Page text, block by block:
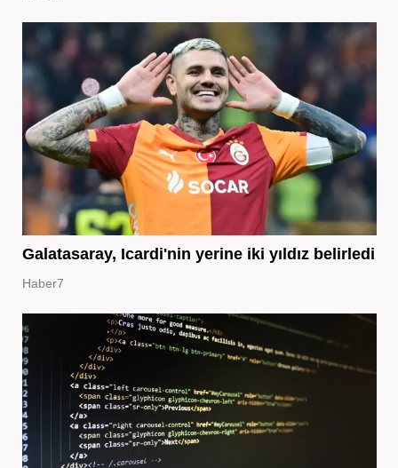
Galatasaray, Icardi'nin yerine iki yıldız belirledi
Haber7